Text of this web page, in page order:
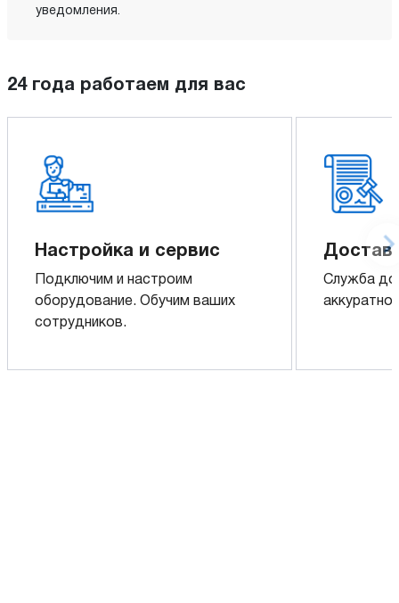
уведомления.
24 года работаем для вас
Настройка и сервис
Подключим и настроим
оборудование. Обучим ваших
сотрудников.
Служба
аккуратно